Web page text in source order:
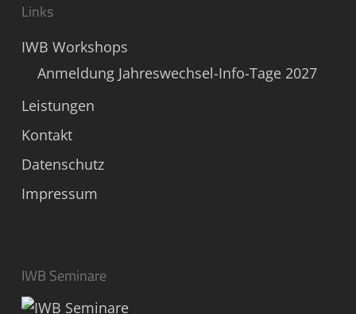
Links
IWB Workshops
Anmeldung Jahreswechsel-Info-Tage 2027
Leistungen
Kontakt
Datenschutz
Impressum
IWB Seminare